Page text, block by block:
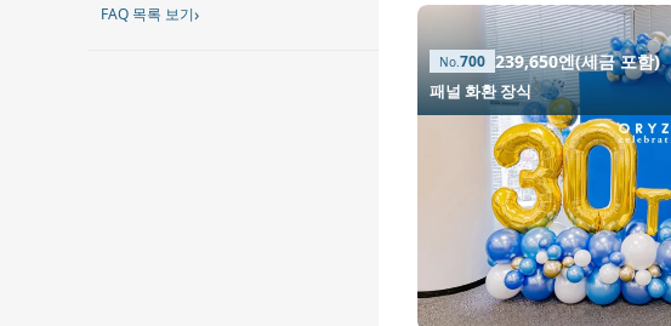
FAQ 목록 보기›
700 239,650엔(세금 포함)
패널 화환 장식